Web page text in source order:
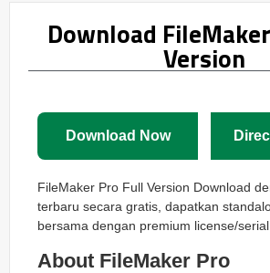
Download
Version
Download Now
FileMaker Pro Full Version Download
terbaru secara gratis, dapatkan
bersama dengan premium license/
About FileMaker Pro